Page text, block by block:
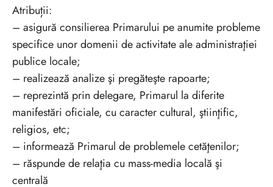
Atribuții:
– asigură consilierea Primarului pe anumite probleme
specifice unor domenii de activitate ale administraţiei
publice locale;
– realizează analize şi pregăteşte rapoarte;
– reprezintă prin delegare, Primarul la diferite
manifestări oficiale, cu caracter cultural, ştiinţific,
religios, etc;
– informează Primarul de problemele cetăţenilor;
– răspunde de relaţia cu mass-media locală şi
centrală